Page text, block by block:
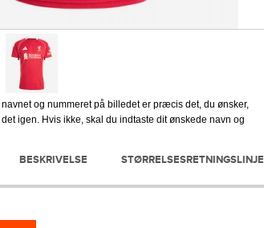
navnet og nummeret på billedet er præcis det, du ønsker,
igen. Hvis ikke, skal du indtaste dit ønskede navn og
BESKRIVELSE STØRRELSESRETNINGSLINJE